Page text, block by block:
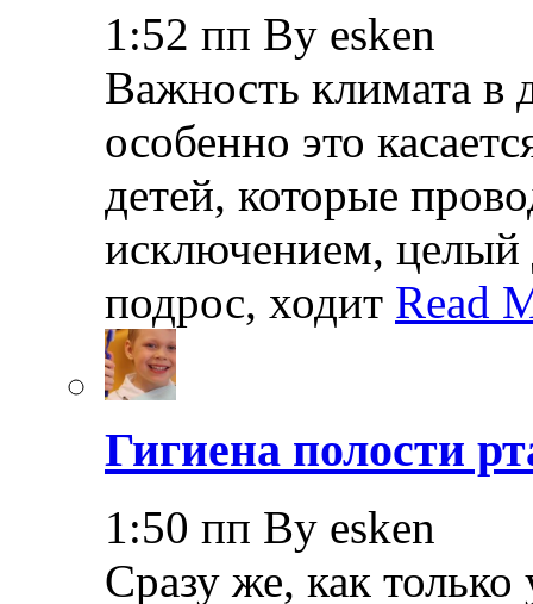
1:52 пп By esken
Важность климата в
особенно это
детей, которые
исключением, целый
подрос, ходит Read
Гигиена полости
1:50 пп By esken
Сразу же, как